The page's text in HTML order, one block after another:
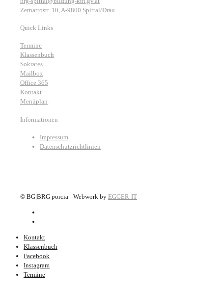
Zernattostr. 10, A-9800 Spittal/Drau
Quick Links
Termine
Klassenbuch
Sokrates
Mailbox
Office 365
Kontakt
Menüplan
Informationen
Impressum
Datenschutzrichtlinien
© BG|BRG porcia - Webwork by EGGER-IT
Kontakt
Klassenbuch
Facebook
Instagram
Termine